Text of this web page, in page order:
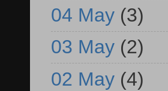
04 May (3)
03 May (2)
02 May (4)